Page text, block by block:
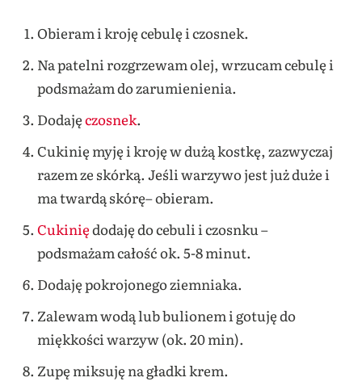
Obieram i kroję cebulę i czosnek.
Na patelni rozgrzewam olej, wrzucam cebulę i
podsmażam do zarumienienia.
Dodajęczosnek.
Cukinię myję i kroję w dużą kostkę, zazwyczaj
razem ze skórką. Jeśli warzywo jest już duże i
ma twardą skórę– obieram.
Cukiniędodaję do cebuli i czosnku –
podsmażam całość ok. 5-8 minut.
Dodaję pokrojonego ziemniaka.
Zalewam wodą lub bulionem i gotuję do
miękkości warzyw (ok. 20 min).
Zupę miksuję na gładki krem.